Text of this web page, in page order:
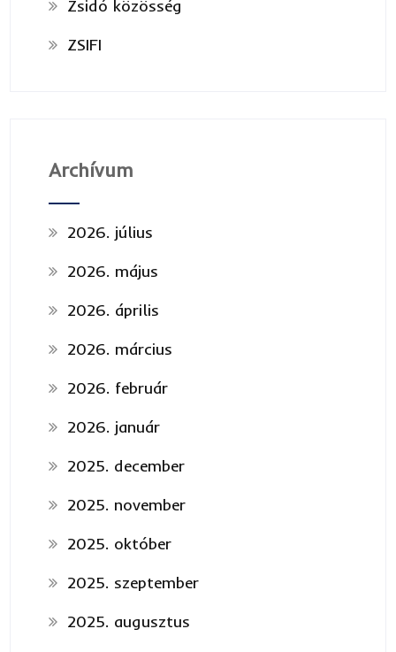
Zsidó közösség
ZSIFI
Archívum
2026. július
2026. május
2026. április
2026. március
2026. február
2026. január
2025. december
2025. november
2025. október
2025. szeptember
2025. augusztus